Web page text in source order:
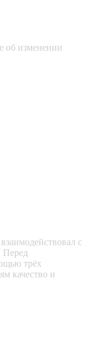
об изменении
с
Перед
трёх
качество и